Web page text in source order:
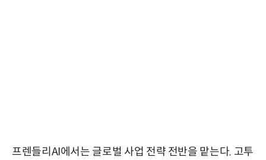
프렌들리AI에서는 글로벌 사업 전략 전반을 맡는다. 고투